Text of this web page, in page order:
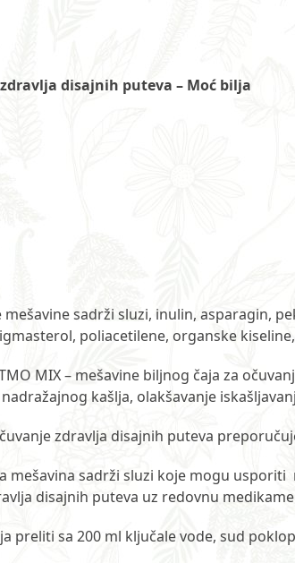
disajnih puteva – Moć bilja
mešavine sadrži sluzi, inulin, asparagin,
poliacetilene, organske
MIX – mešavine biljnog čaja za
kašlja, olakšavanje
zdravlja disajnih puteva
mešavina sadrži sluzi koje mogu
disajnih puteva uz redovnu
preliti sa 200 ml ključale vode, sud